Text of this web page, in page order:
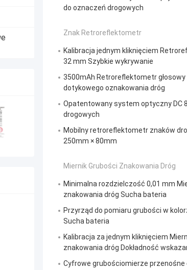
do oznaczeń drogowych
Znak Retroreflektometr
Kalibracja jednym kliknięciem
32 mm Szybkie wykrywanie
3500mAh Retroreflektometr głosowy
dotykowego oznakowania dróg
Opatentowany system optyczny DC
drogowych
Mobilny retroreflektometr znaków
250mm × 80mm
Miernik Grubości Znakowania Dróg
Minimalna rozdzielczość 0,01 mm
znakowania dróg Sucha bateria
Przyrząd do pomiaru grubości w
Sucha bateria
Kalibracja za jednym kliknięciem
znakowania dróg Dokładność
Cyfrowe grubościomierze przenośne